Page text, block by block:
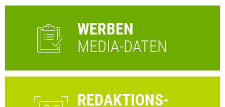
WERBEN
MEDIA-DATEN
REDAKTIONS-